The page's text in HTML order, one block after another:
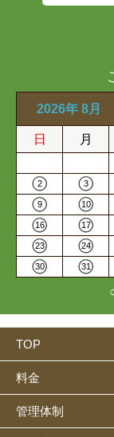
2026年 8月
日 月
2 3
9 10
16 17
23 24
30 31
TOP
料金
管理体制